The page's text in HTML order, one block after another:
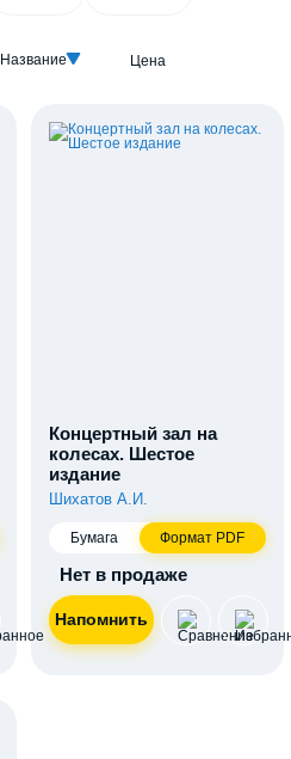
Название Цена
Концертный зал на
колесах. Шестое
издание
Шихатов А.И.
Бумага Формат PDF
Нет в продаже